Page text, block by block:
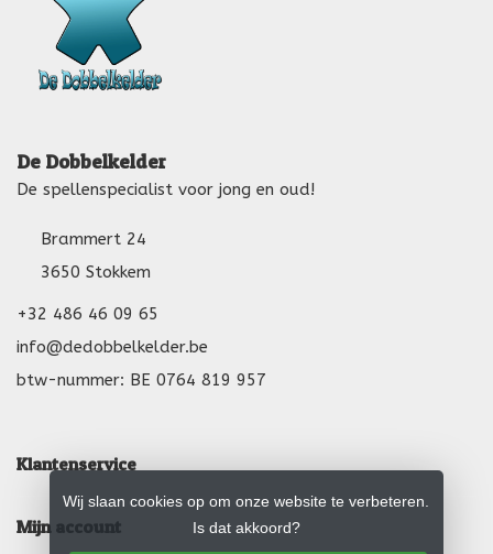
De Dobbelkelder
De spellenspecialist voor jong en oud!
Brammert 24
3650 Stokkem
+32 486 46 09 65
info@dedobbelkelder.be
btw-nummer: BE 0764 819 957
Klantenservice
Mijn account
Wij slaan cookies op om onze website te verbeteren.
Is dat akkoord?